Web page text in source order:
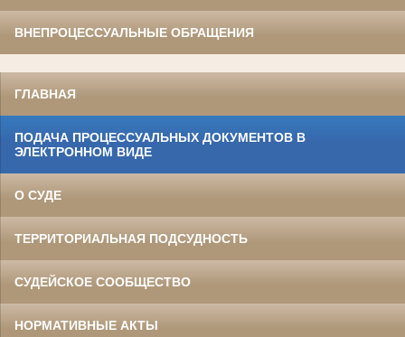
ВНЕПРОЦЕССУАЛЬНЫЕ ОБРАЩЕНИЯ
ГЛАВНАЯ
ПОДАЧА ПРОЦЕССУАЛЬНЫХ ДОКУМЕНТОВ В
ЭЛЕКТРОННОМ ВИДЕ
О СУДЕ
ТЕРРИТОРИАЛЬНАЯ ПОДСУДНОСТЬ
СУДЕЙСКОЕ СООБЩЕСТВО
НОРМАТИВНЫЕ АКТЫ